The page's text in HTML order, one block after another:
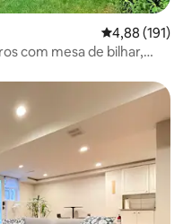
4,88 de uma
4,88 (191)
com mesa de bilhar,
hóspedes